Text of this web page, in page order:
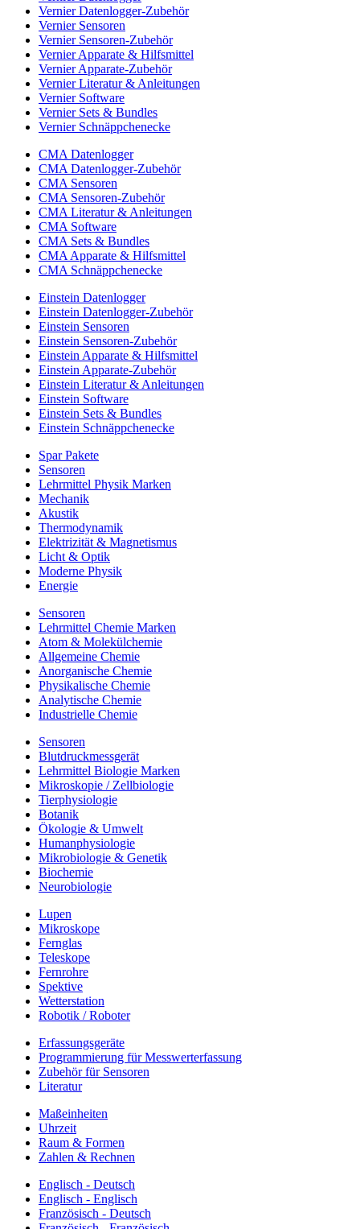
Vernier Datenlogger-Zubehör
Vernier Sensoren
Vernier Sensoren-Zubehör
Vernier Apparate & Hilfsmittel
Vernier Apparate-Zubehör
Vernier Literatur & Anleitungen
Vernier Software
Vernier Sets & Bundles
Vernier Schnäppchenecke
CMA Datenlogger
CMA Datenlogger-Zubehör
CMA Sensoren
CMA Sensoren-Zubehör
CMA Literatur & Anleitungen
CMA Software
CMA Sets & Bundles
CMA Apparate & Hilfsmittel
CMA Schnäppchenecke
Einstein Datenlogger
Einstein Datenlogger-Zubehör
Einstein Sensoren
Einstein Sensoren-Zubehör
Einstein Apparate & Hilfsmittel
Einstein Apparate-Zubehör
Einstein Literatur & Anleitungen
Einstein Software
Einstein Sets & Bundles
Einstein Schnäppchenecke
Spar Pakete
Sensoren
Lehrmittel Physik Marken
Mechanik
Akustik
Thermodynamik
Elektrizität & Magnetismus
Licht & Optik
Moderne Physik
Energie
Sensoren
Lehrmittel Chemie Marken
Atom & Molekülchemie
Allgemeine Chemie
Anorganische Chemie
Physikalische Chemie
Analytische Chemie
Industrielle Chemie
Sensoren
Blutdruckmessgerät
Lehrmittel Biologie Marken
Mikroskopie / Zellbiologie
Tierphysiologie
Botanik
Ökologie & Umwelt
Humanphysiologie
Mikrobiologie & Genetik
Biochemie
Neurobiologie
Lupen
Mikroskope
Fernglas
Teleskope
Fernrohre
Spektive
Wetterstation
Robotik / Roboter
Erfassungsgeräte
Programmierung für Messwerterfassung
Zubehör für Sensoren
Literatur
Maßeinheiten
Uhrzeit
Raum & Formen
Zahlen & Rechnen
Englisch - Deutsch
Englisch - Englisch
Französisch - Deutsch